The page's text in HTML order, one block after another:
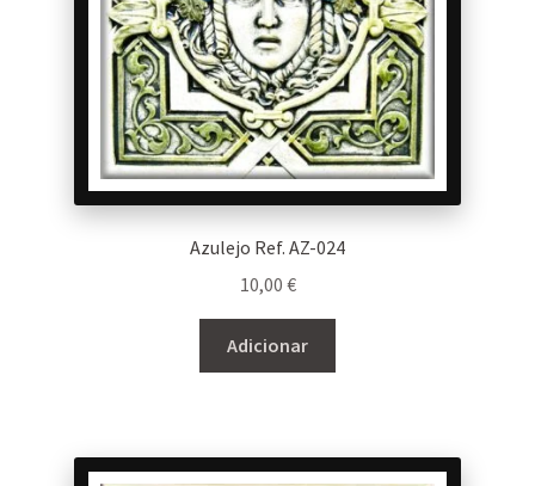
Azulejo Ref. AZ-024
10,00 €
Adicionar